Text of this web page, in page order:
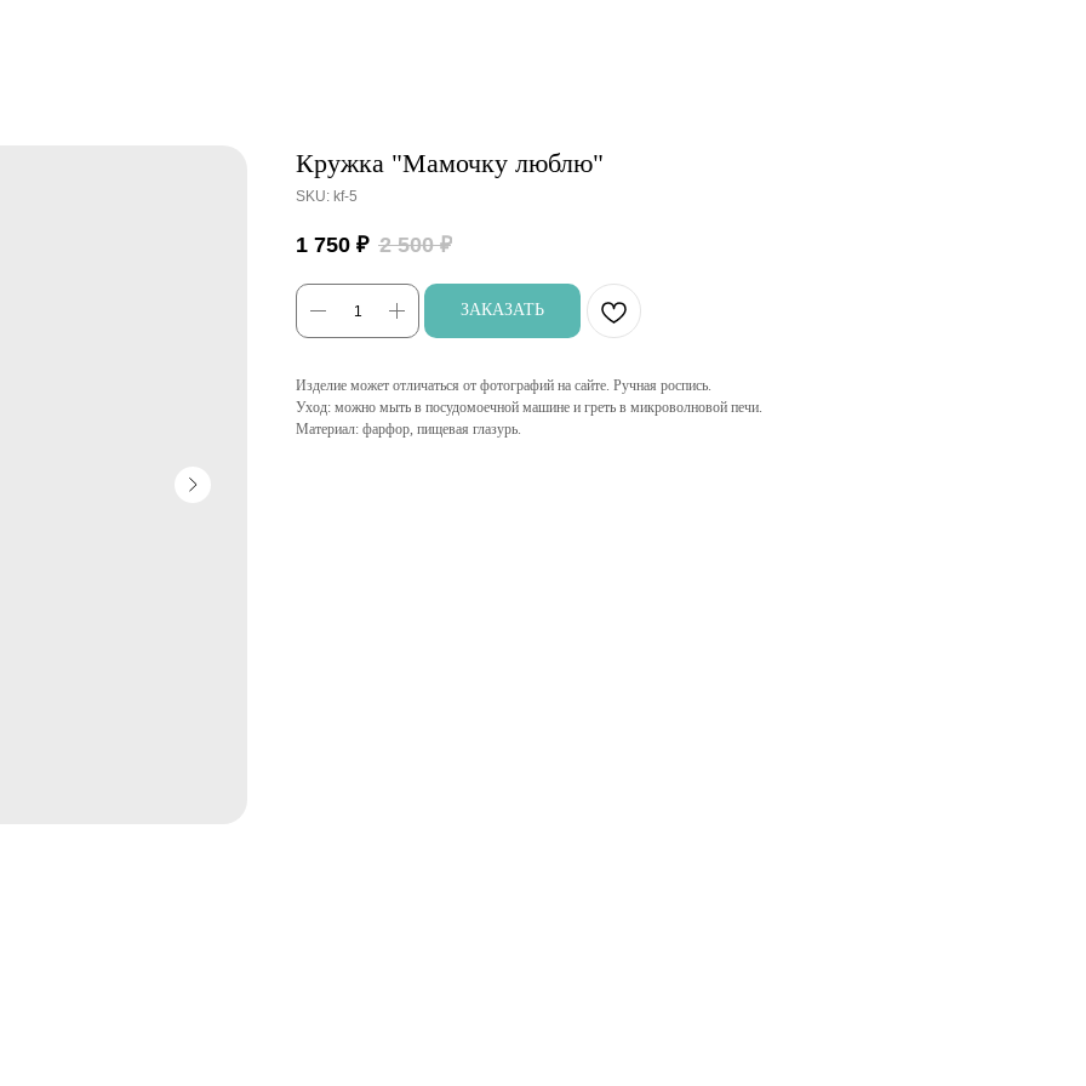
Кружка "Мамочку люблю"
SKU: kf-5
1 750 ₽ 2 500 ₽
ЗАКАЗАТЬ
Изделие может отличаться от фотографий на сайте. Ручная роспись.
Уход: можно мыть в посудомоечной машине и греть в микроволновой печи.
Материал: фарфор, пищевая глазурь.